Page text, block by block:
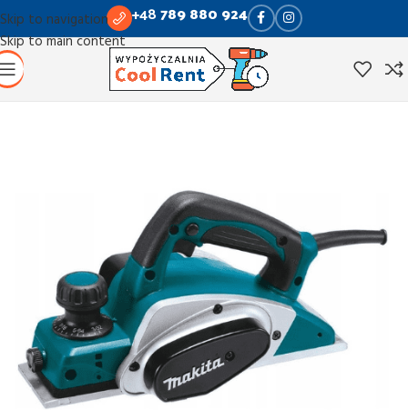
Skip to navigation
Skip to main content
+48789 880 924